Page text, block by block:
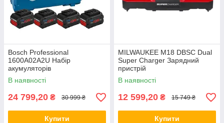
Bosch Professional
1600A02A2U Набір
акумуляторів
В наявності
24 799,20 ₴ 30 999 ₴
Купити
MILWAUKEE M18 DBSC Dual
Super Charger Зарядний
пристрій
В наявності
12 599,20 ₴ 15 749 ₴
Купити